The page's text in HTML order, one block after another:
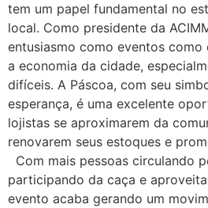
tem um papel fundamental no
local. Como presidente da
entusiasmo como eventos como
a economia da cidade,
difíceis. A Páscoa, com seu
esperança, é uma excelente
lojistas se aproximarem da
renovarem seus estoques e
Com mais pessoas circulando
participando da caça e
evento acaba gerando um